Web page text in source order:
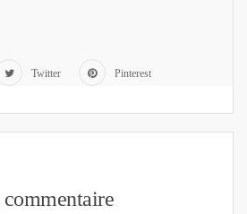
Twitter Pinterest